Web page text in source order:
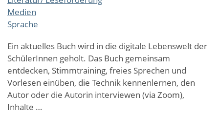
Medien
Sprache
Ein aktuelles Buch wird in die digitale Lebenswelt der
SchülerInnen geholt. Das Buch gemeinsam
entdecken, Stimmtraining, freies Sprechen und
Vorlesen einüben, die Technik kennenlernen, den
Autor oder die Autorin interviewen (via Zoom),
Inhalte …